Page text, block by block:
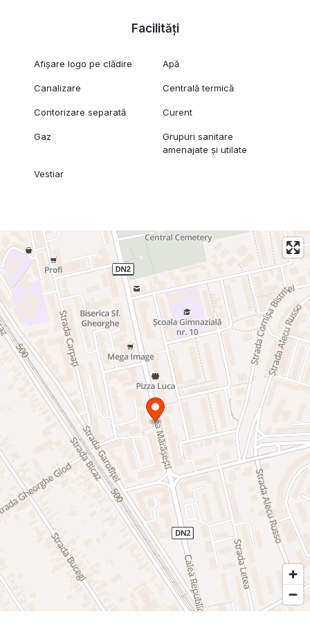
de pacienți.
Pentru mai multe detalii sau vizionare, nu ezitați să mă
Stefan Filip - Consultant Imobiliar REEVO
Pentru mai multe poze, intră pe reevo.ro
Facilități
Afișare logo pe clădire Apă
Canalizare Centrală termică
Contorizare separată Curent
Gaz
Grupuri sanitare
amenajate și utilate
Vestiar